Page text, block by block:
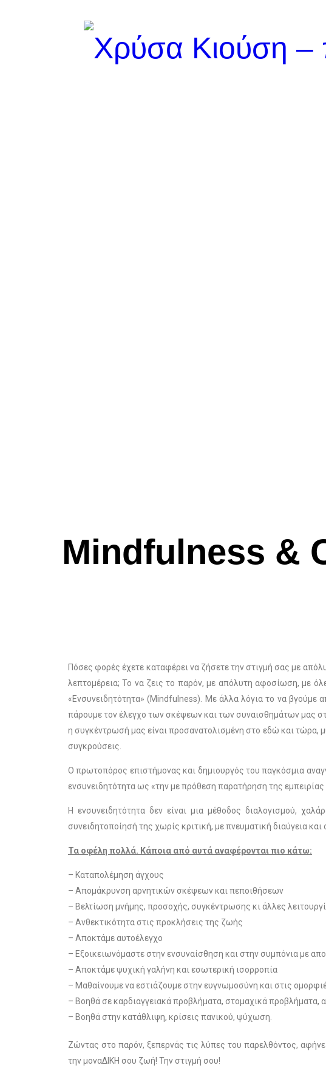
Mindfulness &
Πόσες φορές έχετε καταφέρει να ζήσετε την στιγμή σας με
λεπτομέρεια; Το να ζεις το παρόν, με απόλυτη αφοσίωση, με
«Ενσυνειδητότητα» (Mindfulness). Με άλλα λόγια το να βγούμε
πάρουμε τον έλεγχο των σκέψεων και των συναισθημάτων μας
η συγκέντρωσή μας είναι προσανατολισμένη στο εδώ και
συγκρούσεις.
Ο πρωτοπόρος επιστήμονας και δημιουργός του παγκόσμια
ενσυνειδητότητα ως «την με πρόθεση παρατήρηση της
Η ενσυνειδητότητα δεν είναι μια μέθοδος διαλογισμού,
συνειδητοποίησή της χωρίς κριτική, με πνευματική διαύγεια
Τα οφέλη πολλά. Κάποια από αυτά αναφέρονται πιο κάτω:
– Καταπολέμηση άγχους
– Απομάκρυνση αρνητικών σκέψεων και πεποιθήσεων
– Βελτίωση μνήμης, προσοχής, συγκέντρωσης κι άλλες
– Ανθεκτικότητα στις προκλήσεις της ζωής
– Αποκτάμε αυτοέλεγχο
– Εξοικειωνόμαστε στην ενσυναίσθηση και στην συμπόνια με
– Αποκτάμε ψυχική γαλήνη και εσωτερική ισορροπία
– Μαθαίνουμε να εστιάζουμε στην ευγνωμοσύνη και στις
– Βοηθά σε καρδιαγγειακά προβλήματα, στομαχικά προβλήματα,
– Βοηθά στην κατάθλιψη, κρίσεις πανικού, ψύχωση.
Ζώντας στο παρόν, ξεπερνάς τις λύπες του παρελθόντος,
την μοναΔΙΚΗ σου ζωή! Την στιγμή σου!